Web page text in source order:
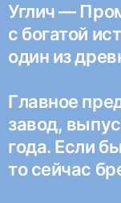
Углич —
с богатой
один из
Главное
завод,
года. Если
то сейчас